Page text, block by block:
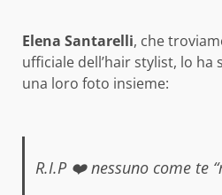
Elena Santarelli, che
ufficiale dell’hair stylist, lo
una loro foto insieme:
R.I.P ❤️ nessuno come te